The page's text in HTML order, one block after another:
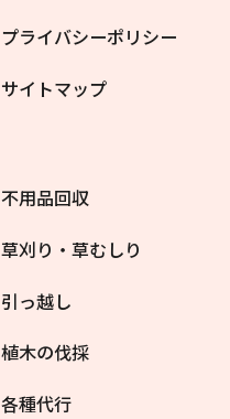
プライバシーポリシー
サイトマップ
不用品回収
草刈り・草むしり
引っ越し
植木の伐採
各種代行